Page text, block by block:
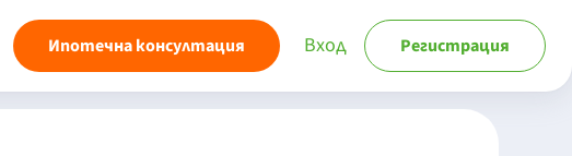
Ипотечна консултация Вход Регистрация